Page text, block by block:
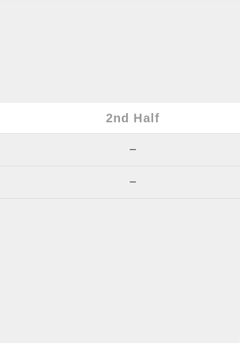
2nd Half
—
—